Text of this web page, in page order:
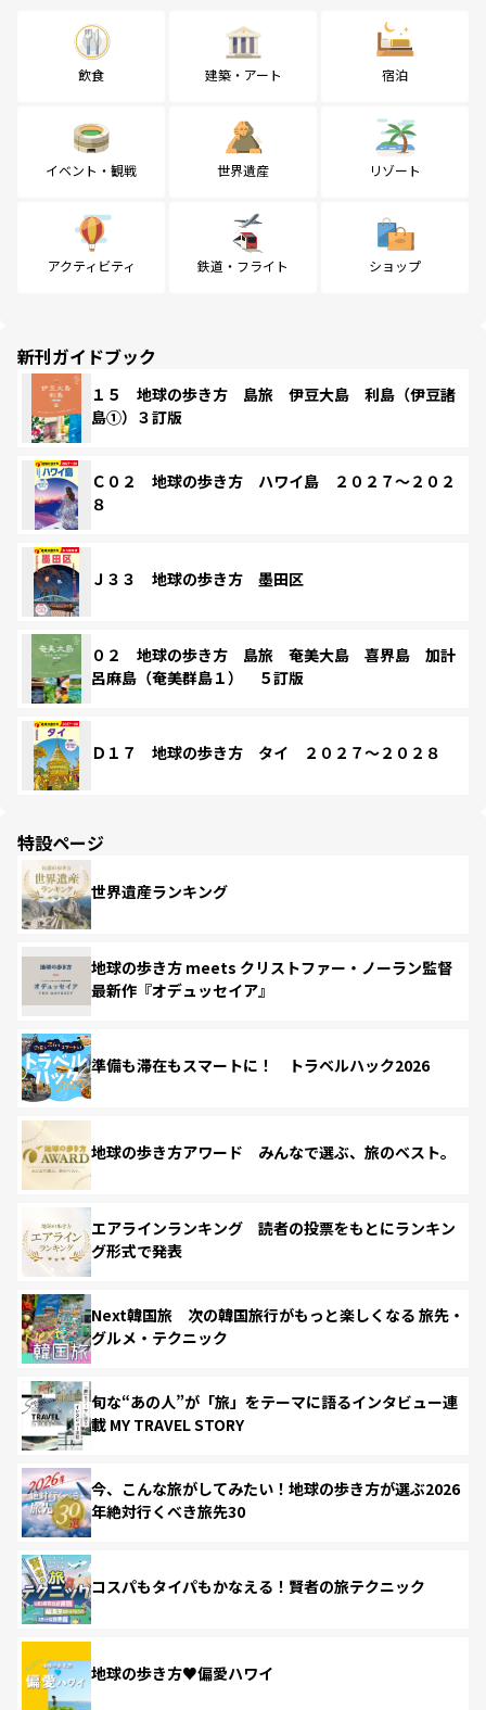
飲食 建築・アート 宿泊
イベント・観戦 世界遺産 リゾート
アクティビティ 鉄道・フライト ショップ
新刊ガイドブック
１５ 地球の歩き方 島旅 伊豆大島 利島（伊豆諸
島①）３訂版
Ｃ０２ 地球の歩き方 ハワイ島 ２０２７～２０２
８
Ｊ３３ 地球の歩き方 墨田区
０２ 地球の歩き方 島旅 奄美大島 喜界島 加計
呂麻島（奄美群島１） ５訂版
Ｄ１７ 地球の歩き方 タイ ２０２７～２０２８
特設ページ
世界遺産ランキング
地球の歩き方 meets クリストファー・ノーラン監督
最新作『オデュッセイア』
準備も滞在もスマートに！ トラベルハック2026
地球の歩き方アワード みんなで選ぶ、旅のベスト。
エアラインランキング 読者の投票をもとにランキン
グ形式で発表
Next韓国旅 次の韓国旅行がもっと楽しくなる 旅先・
グルメ・テクニック
旬な“あの人”が「旅」をテーマに語るインタビュー連
載 MY TRAVEL STORY
今、こんな旅がしてみたい！地球の歩き方が選ぶ2026
年絶対行くべき旅先30
コスパもタイパもかなえる！賢者の旅テクニック
地球の歩き方♥偏愛ハワイ